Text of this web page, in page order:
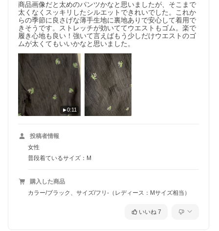
商品画像だと太めのパンツかなと思いましたが、そこまで
太くなくスッキリしたシルエットできれいでした。これか
らの季節に良さげな薄手生地に裏地ありで安心して着用で
きそうです。ストレッチが効いててウエストもゴム。楽で
履き心地も良い！強いて言えばもう少しだけウエストのゴ
ムが太くてもいいかなと思いました。
0:11
投稿者情報
女性
普段着ているサイズ：M
購入した商品
カラー/ブラック、サイズ/フリ-（レディース：Mサイズ相当）
いいね 7